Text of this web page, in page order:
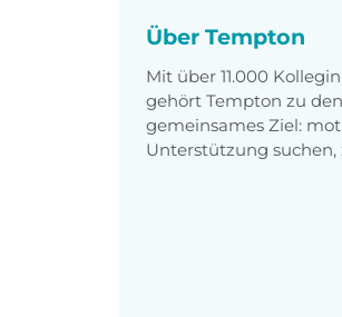
Über Tempton
Mit über 11.000
gehört Tempton zu
gemeinsames Ziel:
Unterstützung